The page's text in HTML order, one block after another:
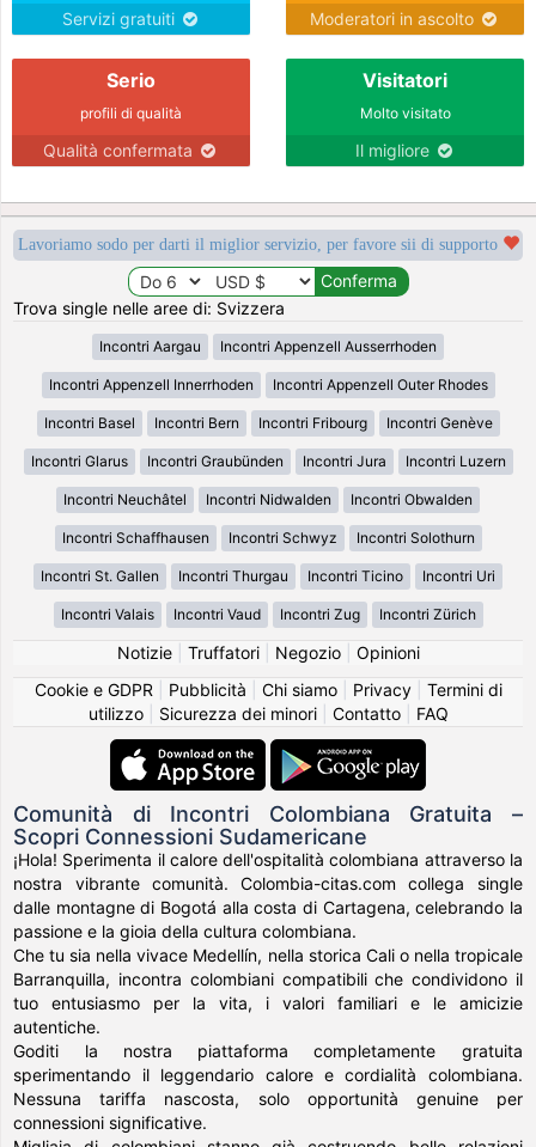
Servizi gratuiti Moderatori in ascolto
Serio
profili di qualità
Qualità confermata
Visitatori
Molto visitato
Il migliore
Lavoriamo sodo per darti il miglior servizio, per favore sii di supporto
Trova single nelle aree di: Svizzera
Incontri Aargau Incontri Appenzell Ausserrhoden
Incontri Appenzell Innerrhoden Incontri Appenzell Outer Rhodes
Incontri Basel Incontri Bern Incontri Fribourg Incontri Genève
Incontri Glarus Incontri Graubünden Incontri Jura Incontri Luzern
Incontri Neuchâtel Incontri Nidwalden Incontri Obwalden
Incontri Schaffhausen Incontri Schwyz Incontri Solothurn
Incontri St. Gallen Incontri Thurgau Incontri Ticino Incontri Uri
Incontri Valais Incontri Vaud Incontri Zug Incontri Zürich
Notizie| Truffatori| Negozio| Opinioni
Cookie e GDPR
Pubblicità Chi siamo| Privacy| Termini di
utilizzo| Sicurezza dei minori| Contatto| FAQ
Comunità di Incontri Colombiana Gratuita –
Scopri Connessioni Sudamericane
¡Hola! Sperimenta il calore dell'ospitalità colombiana attraverso la
nostra vibrante comunità. Colombia-citas.com collega single
dalle montagne di Bogotá alla costa di Cartagena, celebrando la
passione e la gioia della cultura colombiana.
Che tu sia nella vivace Medellín, nella storica Cali o nella tropicale
Barranquilla, incontra colombiani compatibili che condividono il
tuo entusiasmo per la vita, i valori familiari e le amicizie
autentiche.
Goditi la nostra piattaforma completamente gratuita
sperimentando il leggendario calore e cordialità colombiana.
Nessuna tariffa nascosta, solo opportunità genuine per
connessioni significative.